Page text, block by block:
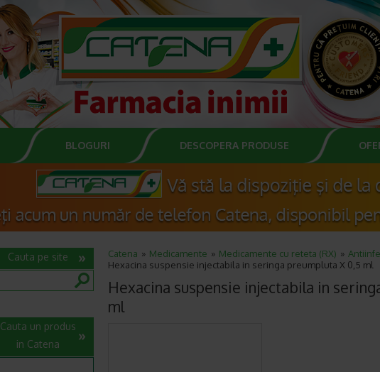
BLOGURI DESCOPERA PRODUSE
Catena Medicamente Medicamente cu reteta (RX)
Hexacina suspensie injectabila in seringa preumpluta X 0,5 ml
Hexacina suspensie injectabila in
ml
Cauta pe site
Cauta un produs
in Catena